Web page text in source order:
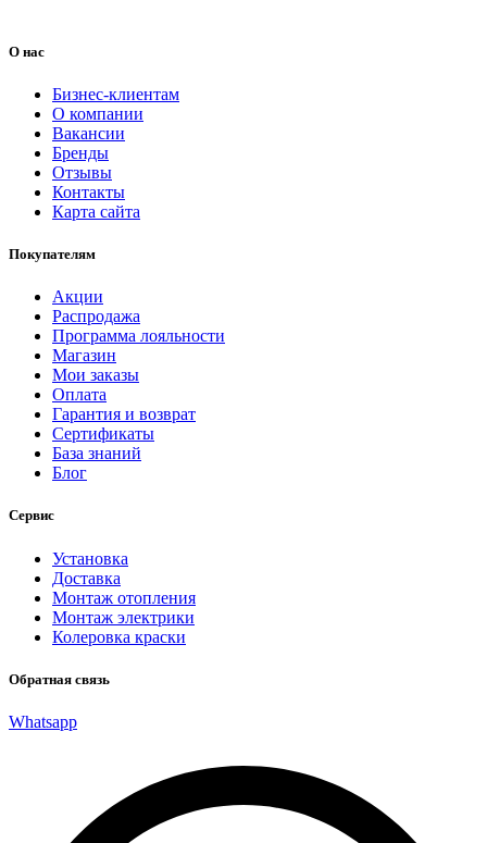
О нас
Бизнес-клиентам
О компании
Вакансии
Бренды
Отзывы
Контакты
Карта сайта
Покупателям
Акции
Распродажа
Программа лояльности
Магазин
Мои заказы
Оплата
Гарантия и возврат
Сертификаты
База знаний
Блог
Сервис
Установка
Доставка
Монтаж отопления
Монтаж электрики
Колеровка краски
Обратная связь
Whatsapp